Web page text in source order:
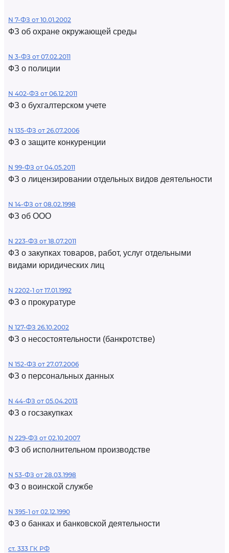
N 7-ФЗ от 10.01.2002
ФЗ об охране окружающей среды
N 3-ФЗ от 07.02.2011
ФЗ о полиции
N 402-ФЗ от 06.12.2011
ФЗ о бухгалтерском учете
N 135-ФЗ от 26.07.2006
ФЗ о защите конкуренции
N 99-ФЗ от 04.05.2011
ФЗ о лицензировании отдельных видов деятельности
N 14-ФЗ от 08.02.1998
ФЗ об ООО
N 223-ФЗ от 18.07.2011
ФЗ о закупках товаров, работ, услуг отдельными
видами юридических лиц
N 2202-1 от 17.01.1992
ФЗ о прокуратуре
N 127-ФЗ 26.10.2002
ФЗ о несостоятельности (банкротстве)
N 152-ФЗ от 27.07.2006
ФЗ о персональных данных
N 44-ФЗ от 05.04.2013
ФЗ о госзакупках
N 229-ФЗ от 02.10.2007
ФЗ об исполнительном производстве
N 53-ФЗ от 28.03.1998
ФЗ о воинской службе
N 395-1 от 02.12.1990
ФЗ о банках и банковской деятельности
ст. 333 ГК РФ